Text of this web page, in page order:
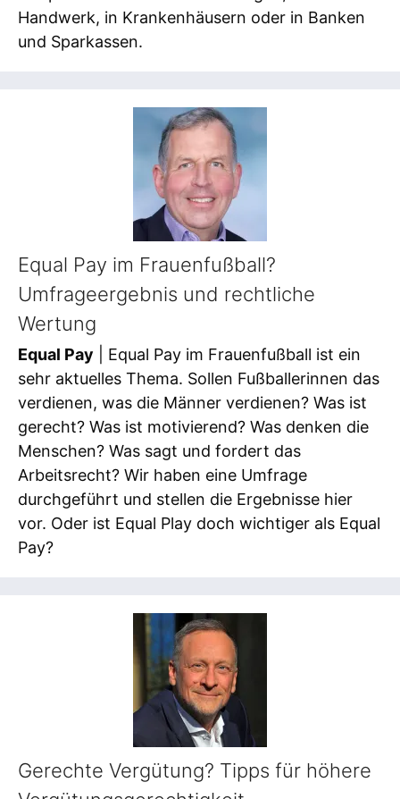
Handwerk, in Krankenhäusern oder in Banken
und Sparkassen.
Equal Pay im Frauenfußball?
Umfrageergebnis und rechtliche
Wertung
Equal Pay | Equal Pay im Frauenfußball ist ein
sehr aktuelles Thema. Sollen Fußballerinnen das
verdienen, was die Männer verdienen? Was ist
gerecht? Was ist motivierend? Was denken die
Menschen? Was sagt und fordert das
Arbeitsrecht? Wir haben eine Umfrage
durchgeführt und stellen die Ergebnisse hier
vor. Oder ist Equal Play doch wichtiger als Equal
Pay?
Gerechte Vergütung? Tipps für höhere